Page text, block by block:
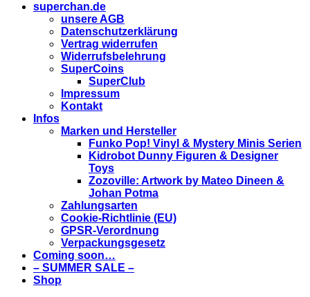
superchan.de
unsere AGB
Datenschutzerklärung
Vertrag widerrufen
Widerrufsbelehrung
SuperCoins
SuperClub
Impressum
Kontakt
Infos
Marken und Hersteller
Funko Pop! Vinyl & Mystery Minis Serien
Kidrobot Dunny Figuren & Designer
Toys
Zozoville: Artwork by Mateo Dineen &
Johan Potma
Zahlungsarten
Cookie-Richtlinie (EU)
GPSR-Verordnung
Verpackungsgesetz
Coming soon…
– SUMMER SALE –
Shop